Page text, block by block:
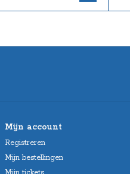
Mijn account
Registreren
Mijn bestellingen